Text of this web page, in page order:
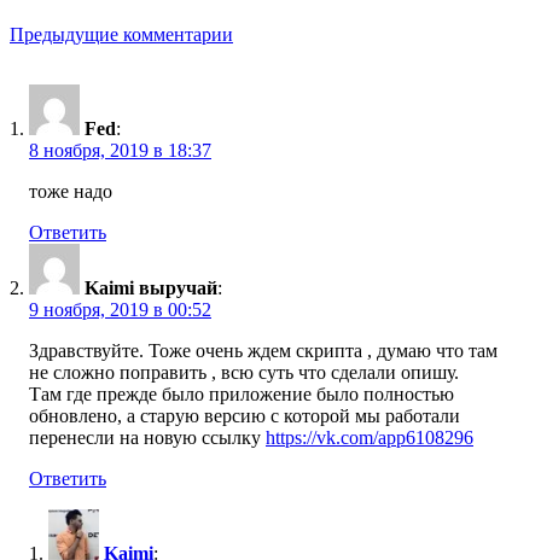
Навигация
комментариям
Предыдущие комментарии
Fed:
8 ноября, 2019 в 18:37
тоже надо
Ответить
Kaimi выручай:
9 ноября, 2019 в 00:52
Здравствуйте. Тоже очень ждем скрипта , думаю что там
не сложно поправить , всю суть что сделали опишу.
Там где прежде было приложение было полностью
обновлено, а старую версию с которой мы работали
перенесли на новую ссылку https://vk.com/app6108296
Ответить
Kaimi: